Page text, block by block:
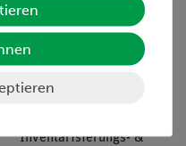
Service
Übersicht Service
Inventarisierungs- &